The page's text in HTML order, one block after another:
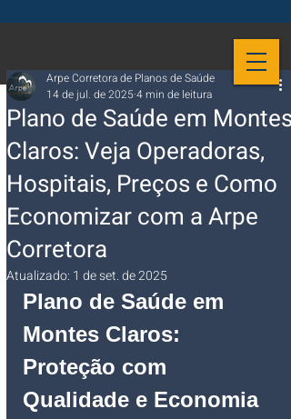
Plano de Saúde em Montes
Claros: Veja Operadoras,
Hospitais, Preços e Como
Economizar com a Arpe
Corretora
Arpe Corretora de Planos de Saúde
14 de jul. de 2025 4 min de leitura
Atualizado: 1 de set. de 2025
Plano de Saúde em
Montes Claros:
Proteção com
Qualidade e Economia